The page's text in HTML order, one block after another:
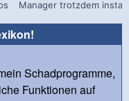
Manager trotzdem
Schadprogramme,
Funktionen auf